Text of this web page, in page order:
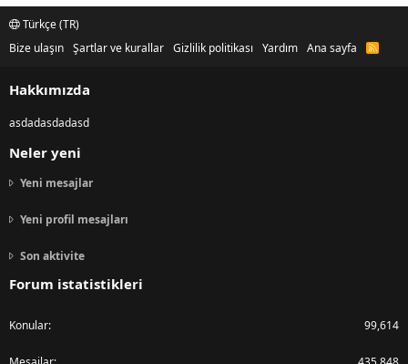
Türkçe (TR)
Bize ulaşın Şartlar ve kurallar Gizlilik politikası Yardım Ana sayfa
R
Hakkımızda
asdadasdadasd
Neler yeni
Yeni mesajlar
Yeni profil mesajları
Son aktivite
Forum istatistikleri
Konular 99,614